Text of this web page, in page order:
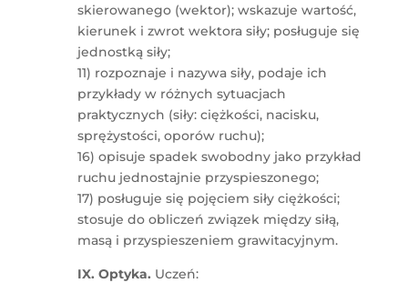
skierowanego (wektor); wskazuje wartość,
kierunek i zwrot wektora siły; posługuje się
jednostką siły;
11) rozpoznaje i nazywa siły, podaje ich
przykłady w różnych sytuacjach
praktycznych (siły: ciężkości, nacisku,
sprężystości, oporów ruchu);
16) opisuje spadek swobodny jako przykład
ruchu jednostajnie przyspieszonego;
17) posługuje się pojęciem siły ciężkości;
stosuje do obliczeń związek między siłą,
masą i przyspieszeniem grawitacyjnym.
IX. Optyka. Uczeń: